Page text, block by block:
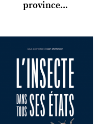
province...